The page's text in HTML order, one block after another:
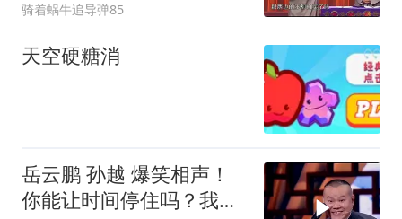
低了？
骑着蜗牛追导弹85
天空硬糖消
岳云鹏 孙越 爆笑相声！
你能让时间停住吗？我